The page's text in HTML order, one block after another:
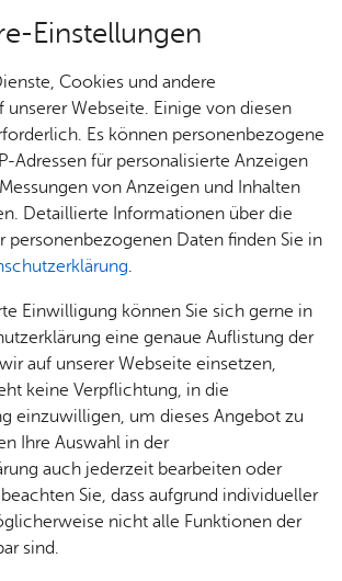
& Stadt
Jobs
Stel­
len­an­
ge­bo­te
Aus­bil­
dung &
Stu­di­
um
Bauen
& Um­
welt
Geo­
da­ten
& 3D-
Stadt­
Ge­
sund­
heit &
kum
Ärzte &
Apo­
Ka­te­go­rie:
Wirt­schaft
Schlag­wort:
Ge­wer­be
1866 - Er­öff­nung
von
Kneiss­ler im Haus
Roth­mund.
Vor­le­sen
Einstellungen
Cookies und andere
unserer Webseite. Einige von diesen
Es können personenbezogene
Adressen für personalisierte Anzeigen
von Anzeigen und Inhalten
Detaillierte Informationen über die
personenbezogenen Daten finden Sie in
.
Einwilligung können Sie sich gerne in
eine genaue Auflistung der
auf unserer Webseite einsetzen,
keine Verpflichtung, in die
einzuwilligen, um dieses Angebot zu
Ihre Auswahl in der
auch jederzeit bearbeiten oder
Sie, dass aufgrund individueller
nicht alle Funktionen der
sind.